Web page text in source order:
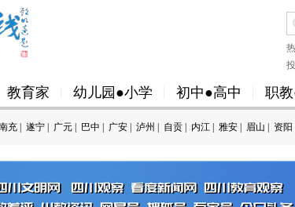
教育家 幼儿园●小学 初中●高中 职
充 遂宁 广元 巴中 广安 泸州 自贡 内江 雅安 眉山 资阳